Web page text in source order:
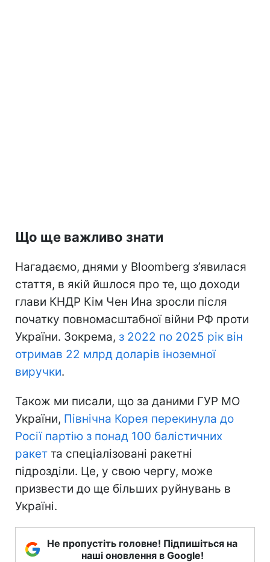
Що ще важливо знати
Нагадаємо, днями у Bloomberg з’явилася
стаття, в якій йшлося про те, що доходи
глави КНДР Кім Чен Ина зросли після
початку повномасштабної війни РФ проти
України. Зокрема, з 2022 по 2025 рік він
отримав 22 млрд доларів іноземної
виручки.
Також ми писали, що за даними ГУР МО
України, Північна Корея перекинула до
Росії партію з понад 100 балістичних
ракет та спеціалізовані ракетні
підрозділи. Це, у свою чергу, може
призвести до ще більших руйнувань в
Україні.
Не пропустіть головне! Підпишіться на
наші оновлення в Google!